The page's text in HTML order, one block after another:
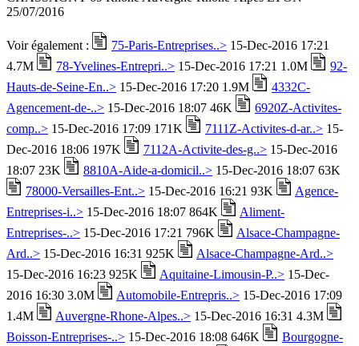
25/07/2016
Voir également : 75-Paris-Entreprises..> 15-Dec-2016 17:21
4.7M
78-Yvelines-Entrepri..> 15-Dec-2016 17:21 1.0M
92-
Hauts-de-Seine-En..> 15-Dec-2016 17:20 1.9M
4332C-
Agencement-de-..> 15-Dec-2016 18:07 46K
6920Z-Activites-
comp..> 15-Dec-2016 17:09 171K 7111Z-Activites-d-ar..> 15-
Dec-2016 18:06 197K
7112A-Activite-des-g..> 15-Dec-2016
18:07 23K
8810A-Aide-a-domicil..> 15-Dec-2016 18:07 63K
78000-Versailles-Ent..> 15-Dec-2016 16:21 93K
Agence-
Entreprises-i..> 15-Dec-2016 18:07 864K
Aliment-
Entreprises-..> 15-Dec-2016 17:21 796K
Alsace-Champagne-
Ard..> 15-Dec-2016 16:31 925K
Alsace-Champagne-Ard..>
15-Dec-2016 16:23 925K
Aquitaine-Limousin-P..> 15-Dec-
2016 16:30 3.0M
Automobile-Entrepris..> 15-Dec-2016 17:09
1.4M
Auvergne-Rhone-Alpes..> 15-Dec-2016 16:31 4.3M
Boisson-Entreprises-..> 15-Dec-2016 18:08 646K
Bourgogne-